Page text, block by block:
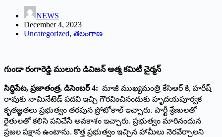
NEWS
December 4, 2023
Uncategorized, తెలంగాణ
గుండా రంగారెడ్డి ములుగు డివిజన్ ఆత్మ కమిటీ చైర్మన్
సిద్దిపేట, ప్రజాతంత్ర, డిసెంబర్ 4: మాజీ ముఖ్యమంత్రి కేసిఆర్ కి, హరీష్
రావుకు నామినేటెడ్ పదవి ఇచ్చి గౌరవించినందుకు హృదయపూర్వక
కృతజ్ఞతలు ప్రభుత్వం తరపున ప్రోటోకాల్ ఇచ్చారు. పార్టీ శ్రేణులతో
రైతులతో కలిసి పనిచేసే అవకాశం ఇచ్చారు. ప్రభుత్వం మారినందున
ప్రజల పక్షాన ఉంటాను. కొత్త ప్రభుత్వం ఇచ్చిన హామీలు నెరవేర్చాలని